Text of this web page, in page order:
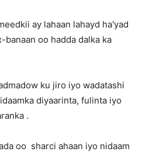
ay lahaan lahayd ha'yad
oo hadda dalka ka
ku jiro iyo wadatashi
diyaarinta, fulinta iyo
.
oo sharci ahaan iyo nidaam